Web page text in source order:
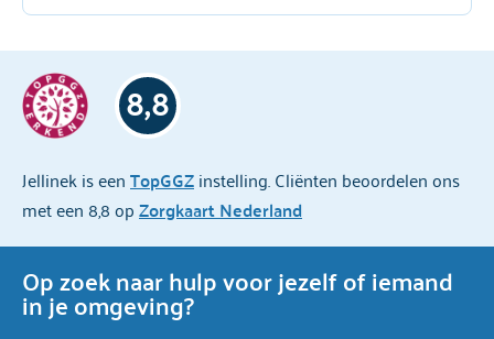
Jellinek is eenTopGGZinstelling. Cliënten beoordelen ons
met een 8,8 opZorgkaart Nederland
8,8
Op zoek naar hulp voor jezelf of iemand
in je omgeving?